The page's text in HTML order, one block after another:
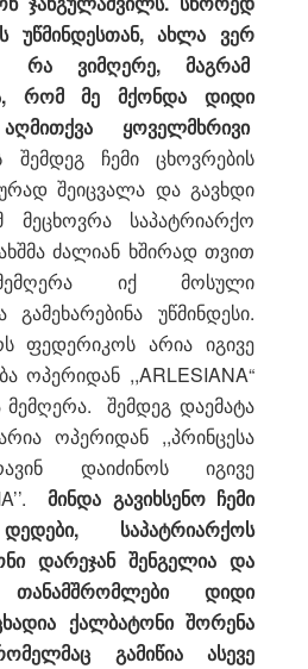
უწმინდესთან, ახლა ვერ
რა ვიმღერე, მაგრამ
რომ მე მქონდა დიდი
ყოველმხრივი
შემდეგ ჩემი ცხოვრების
შეიცვალა და გავხდი
საპატრიარქო
ძალიან ხშირად თვით
მემღერა იქ მოსული
უწმინდესი.
ფედერიკოს არია იგივე
ოპერიდან ,,ARLESIANA“
შემდეგ დაემატა
ოპერიდან ,,პრინცესა
დაიძინოს იგივე
მინდა გავიხსენო ჩემი
საპატრიარქოს
დარეჯან შენგელია და
დიდი
ქალბატონი შორენა
გამიწია ასევე